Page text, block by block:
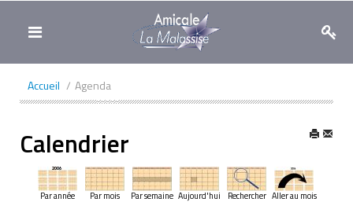
Toggle
Accueil / Agenda
Calendrier
Par année Par mois Par semaine Aujourd'hui Rechercher Aller au mois